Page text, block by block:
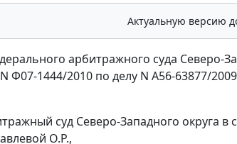
Актуальную версию
арбитражного суда Северо-
Ф07-1444/2010 по делу N А56-63877/2009
суд Северо-Западного округа в
О.Р.,